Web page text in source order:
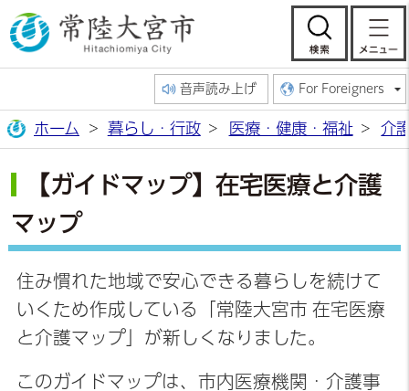
常陸大宮市公
検
音声読み上げ For Foreigners
ホーム 暮らし・行政 医療・健康・福祉 介
【ガイドマップ】在宅医療と介護
マップ
住み慣れた地域で安心できる暮らしを続けて
いくため作成している「常陸大宮市 在宅医療
と介護マップ」が新しくなりました。
このガイドマップは、市内医療機関・介護事